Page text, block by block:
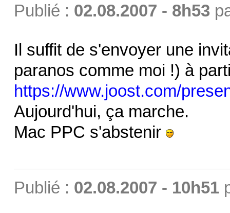
Publié : 02.08.2007 - 8h53
Il suffit de s'envoyer une
paranos comme moi !) à
https://www.joost.com/
Aujourd'hui, ça marche.
Mac PPC s'abstenir
Publié : 02.08.2007 - 10h51